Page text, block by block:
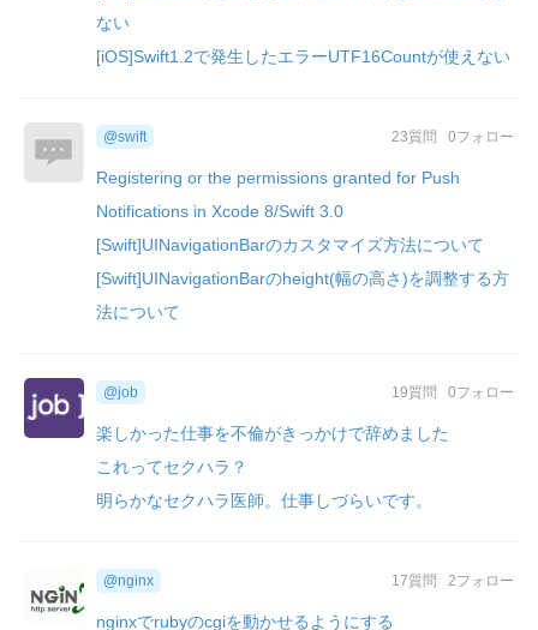
ない
[iOS]Swift1.2で発生したエラーUTF16Countが使えない
23質問 0フォロー
@swift
Registering or the permissions granted for Push
Notifications in Xcode 8/Swift 3.0
[Swift]UINavigationBarのカスタマイズ方法について
[Swift]UINavigationBarのheight(幅の高さ)を調整する方
法について
19質問 0フォロー
@job
楽しかった仕事を不倫がきっかけで辞めました
これってセクハラ？
明らかなセクハラ医師。仕事しづらいです。
17質問 2フォロー
@nginx
nginxでrubyのcgiを動かせるようにする